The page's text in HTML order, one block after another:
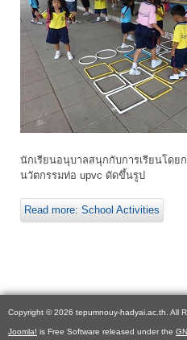
นักเรียนอนุบาลสนุกกับการเรียนโดย
นวัตกรรมท่อ upvc ดัดขึ้นรูป
Read more: School Activities
Copyright © 2026 tepumnouy-hadyai.ac.th. All
Joomla! is Free Software released under the